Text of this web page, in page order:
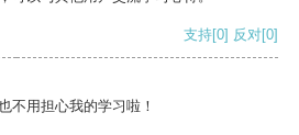
支持[0] 反对[0]
不用担心我的学习啦！